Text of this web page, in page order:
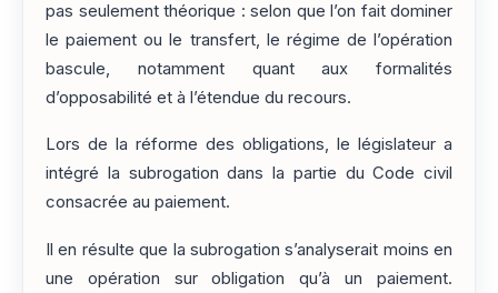
pas seulement théorique : selon que l’on fait dominer
le paiement ou le transfert, le régime de l’opération
bascule, notamment quant aux formalités
d’opposabilité et à l’étendue du recours.
Lors de la réforme des obligations, le législateur a
intégré la subrogation dans la partie du Code civil
consacrée au paiement.
Il en résulte que la subrogation s’analyserait moins en
une opération sur obligation qu’à un paiement.